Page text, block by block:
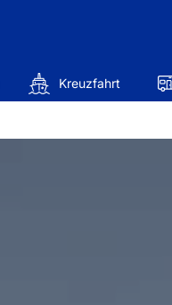
Kreuzfahrt